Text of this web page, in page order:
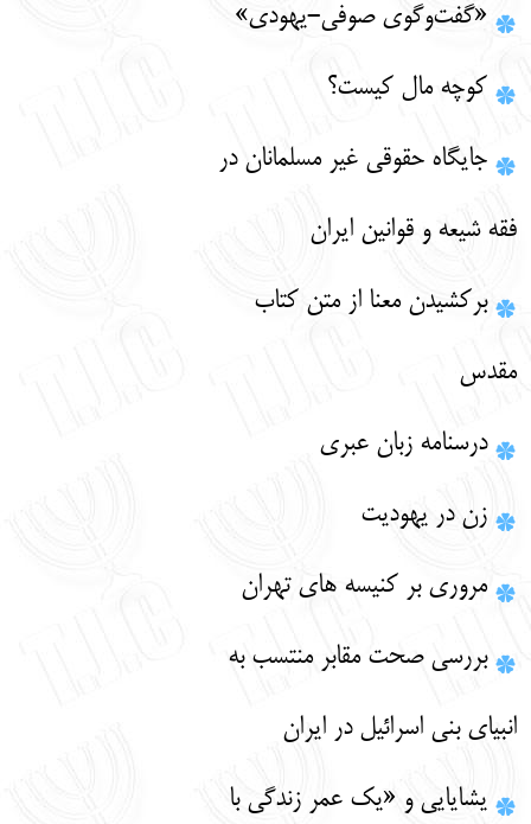
یشایایی و «یک‌ عمر زندگی با
بررسی صحت مقابر منتسب به
انبیای بنی اسرائیل در ایران
مروری بر کنیسه های تهران
زن در یهودیت
درسنامه زبان عبری
برکشیدن معنا از متن کتاب
مقدس
جایگاه حقوقی غیر مسلمانان در
فقه شیعه و قوانین ایران
کوچه مال کیست؟
«گفت‌وگوی صوفی-یهودی»